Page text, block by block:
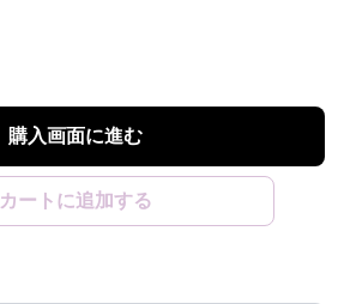
購入画面に進む
カートに追加する